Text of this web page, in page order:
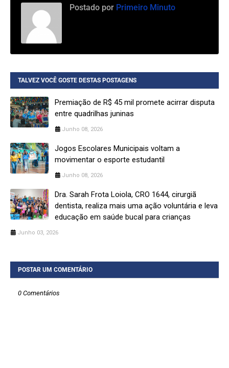
Postado por Primeiro Minuto
TALVEZ VOCÊ GOSTE DESTAS POSTAGENS
Premiação de R$ 45 mil promete acirrar disputa
entre quadrilhas juninas
Junho 08, 2026
Jogos Escolares Municipais voltam a
movimentar o esporte estudantil
Junho 08, 2026
Dra. Sarah Frota Loiola, CRO 1644, cirurgiã
dentista, realiza mais uma ação voluntária e leva
educação em saúde bucal para crianças
Junho 03, 2026
POSTAR UM COMENTÁRIO
0 Comentários